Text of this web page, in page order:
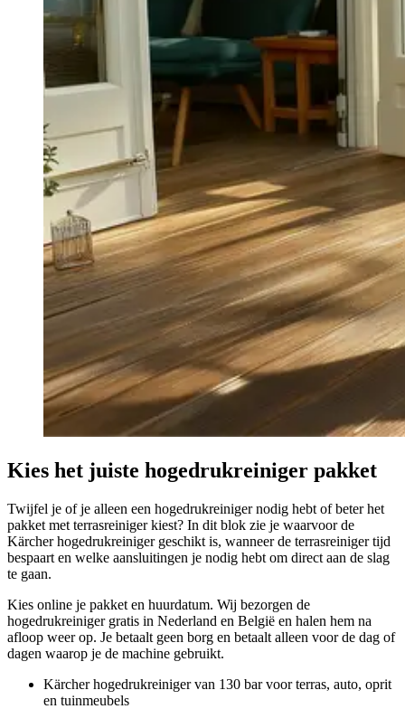
Kies het juiste hogedrukreiniger pakket
Twijfel je of je alleen een hogedrukreiniger nodig hebt of beter het
pakket met terrasreiniger kiest? In dit blok zie je waarvoor de
Kärcher hogedrukreiniger geschikt is, wanneer de terrasreiniger tijd
bespaart en welke aansluitingen je nodig hebt om direct aan de slag
te gaan.
Kies online je pakket en huurdatum. Wij bezorgen de
hogedrukreiniger gratis in Nederland en België en halen hem na
afloop weer op. Je betaalt geen borg en betaalt alleen voor de dag of
dagen waarop je de machine gebruikt.
Kärcher hogedrukreiniger van 130 bar voor terras, auto, oprit
en tuinmeubels